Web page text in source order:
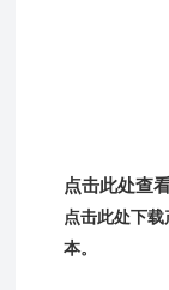
点击此处查
点击此处下载
本。